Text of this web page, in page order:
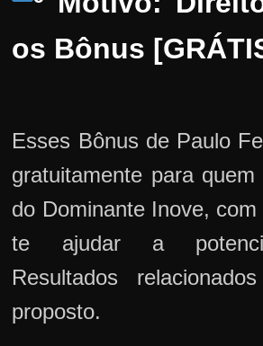
os Bônus
Esses Bônus de Paulo
gratuitamente para
do Dominante Inove,
te ajudar a
Resultados
proposto.